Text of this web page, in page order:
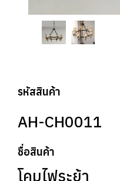
รหัสสินค้า
AH-CH0011
ชื่อสินค้า
โคมไฟระย้า